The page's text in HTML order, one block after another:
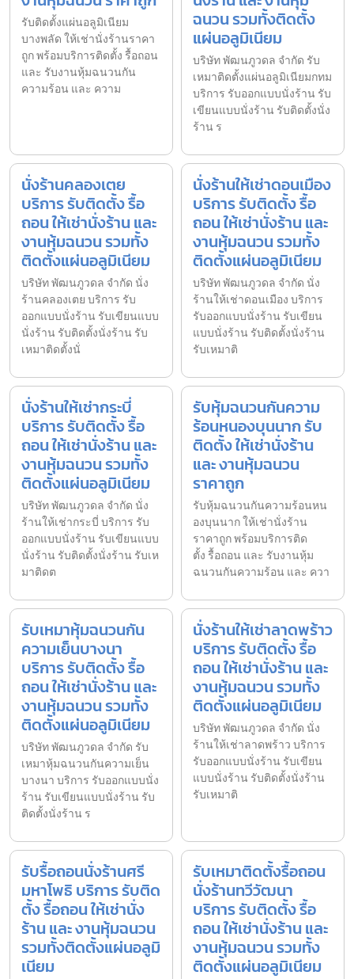
รับติดตั้งแผ่นอลูมิเนียม
บางพลัด ให้เช่านั่งร้านราคา
ถูก พร้อมบริการติดตั้ง รื้อถอน
และ รับงานหุ้มฉนวนกัน
ความร้อน และ ความ
ฉนวน รวมทั้งติดตั้ง
แผ่นอลูมิเนียม
บริษัท พัฒนภูวดล จำกัด รับ
เหมาติดตั้งแผ่นอลูมิเนียมกทม
บริการ รับออกแบบนั่งร้าน รับ
เขียนแบบนั่งร้าน รับติดตั้งนั่ง
ร้าน ร
นั่งร้านคลองเตย
บริการ รับติดตั้ง รื้อ
ถอน ให้เช่านั่งร้าน และ
งานหุ้มฉนวน รวมทั้ง
ติดตั้งแผ่นอลูมิเนียม
บริษัท พัฒนภูวดล จำกัด นั่ง
ร้านคลองเตย บริการ รับ
ออกแบบนั่งร้าน รับเขียนแบบ
นั่งร้าน รับติดตั้งนั่งร้าน รับ
เหมาติดตั้งนั่
นั่งร้านให้เช่าดอนเมือง
บริการ รับติดตั้ง รื้อ
ถอน ให้เช่านั่งร้าน และ
งานหุ้มฉนวน รวมทั้ง
ติดตั้งแผ่นอลูมิเนียม
บริษัท พัฒนภูวดล จำกัด นั่ง
ร้านให้เช่าดอนเมือง บริการ
รับออกแบบนั่งร้าน รับเขียน
แบบนั่งร้าน รับติดตั้งนั่งร้าน
รับเหมาติ
นั่งร้านให้เช่ากระบี่
บริการ รับติดตั้ง รื้อ
ถอน ให้เช่านั่งร้าน และ
งานหุ้มฉนวน รวมทั้ง
ติดตั้งแผ่นอลูมิเนียม
บริษัท พัฒนภูวดล จำกัด นั่ง
ร้านให้เช่ากระบี่ บริการ รับ
ออกแบบนั่งร้าน รับเขียนแบบ
นั่งร้าน รับติดตั้งนั่งร้าน รับเห
มาติดต
รับหุ้มฉนวนกันความ
ร้อนหนองบุนนาก รับ
ติดตั้ง ให้เช่านั่งร้าน
และ งานหุ้มฉนวน
ราคาถูก
รับหุ้มฉนวนกันความร้อนหน
องบุนนาก ให้เช่านั่งร้าน
ราคาถูก พร้อมบริการติด
ตั้ง รื้อถอน และ รับงานหุ้ม
ฉนวนกันความร้อน และ ควา
รับเหมาหุ้มฉนวนกัน
ความเย็นบางนา
บริการ รับติดตั้ง รื้อ
ถอน ให้เช่านั่งร้าน และ
งานหุ้มฉนวน รวมทั้ง
ติดตั้งแผ่นอลูมิเนียม
บริษัท พัฒนภูวดล จำกัด รับ
เหมาหุ้มฉนวนกันความเย็น
บางนา บริการ รับออกแบบนั่ง
ร้าน รับเขียนแบบนั่งร้าน รับ
ติดตั้งนั่งร้าน ร
นั่งร้านให้เช่าลาดพร้าว
บริการ รับติดตั้ง รื้อ
ถอน ให้เช่านั่งร้าน และ
งานหุ้มฉนวน รวมทั้ง
ติดตั้งแผ่นอลูมิเนียม
บริษัท พัฒนภูวดล จำกัด นั่ง
ร้านให้เช่าลาดพร้าว บริการ
รับออกแบบนั่งร้าน รับเขียน
แบบนั่งร้าน รับติดตั้งนั่งร้าน
รับเหมาติ
รับรื้อถอนนั่งร้านศรี
มหาโพธิ บริการ รับติด
ตั้ง รื้อถอน ให้เช่านั่ง
ร้าน และ งานหุ้มฉนวน
รวมทั้งติดตั้งแผ่นอลูมิ
เนียม
รับเหมาติดตั้งรื้อถอน
นั่งร้านทวีวัฒนา
บริการ รับติดตั้ง รื้อ
ถอน ให้เช่านั่งร้าน และ
งานหุ้มฉนวน รวมทั้ง
ติดตั้งแผ่นอลูมิเนียม